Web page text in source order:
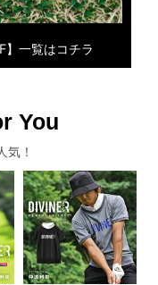
一覧はコチラ
You
気！